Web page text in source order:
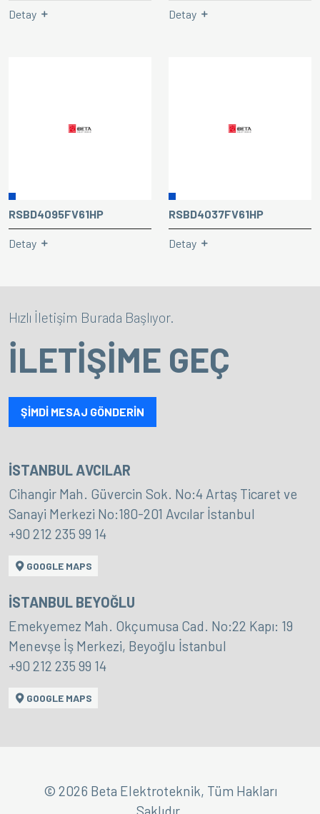
Detay Detay
RSBD4095FV61HP
Detay
RSBD4037FV61HP
Detay
Hızlı İletişim Burada Başlıyor.
İLETİŞİME GEÇ
ŞİMDİ MESAJ GÖNDERİN
İSTANBUL AVCILAR
Cihangir Mah. Güvercin Sok. No:4 Artaş Ticaret ve
Sanayi Merkezi No:180-201 Avcılar İstanbul
+90 212 235 99 14
GOOGLE MAPS
İSTANBUL BEYOĞLU
Emekyemez Mah. Okçumusa Cad. No:22 Kapı: 19
Menevşe İş Merkezi, Beyoğlu İstanbul
+90 212 235 99 14
GOOGLE MAPS
© 2026 Beta Elektroteknik, Tüm Hakları